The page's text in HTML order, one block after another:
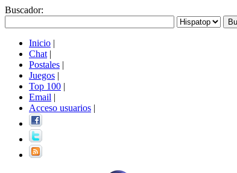
Buscador:
Inicio |
Chat |
Postales |
Juegos |
Top 100 |
Email |
Acceso usuarios |